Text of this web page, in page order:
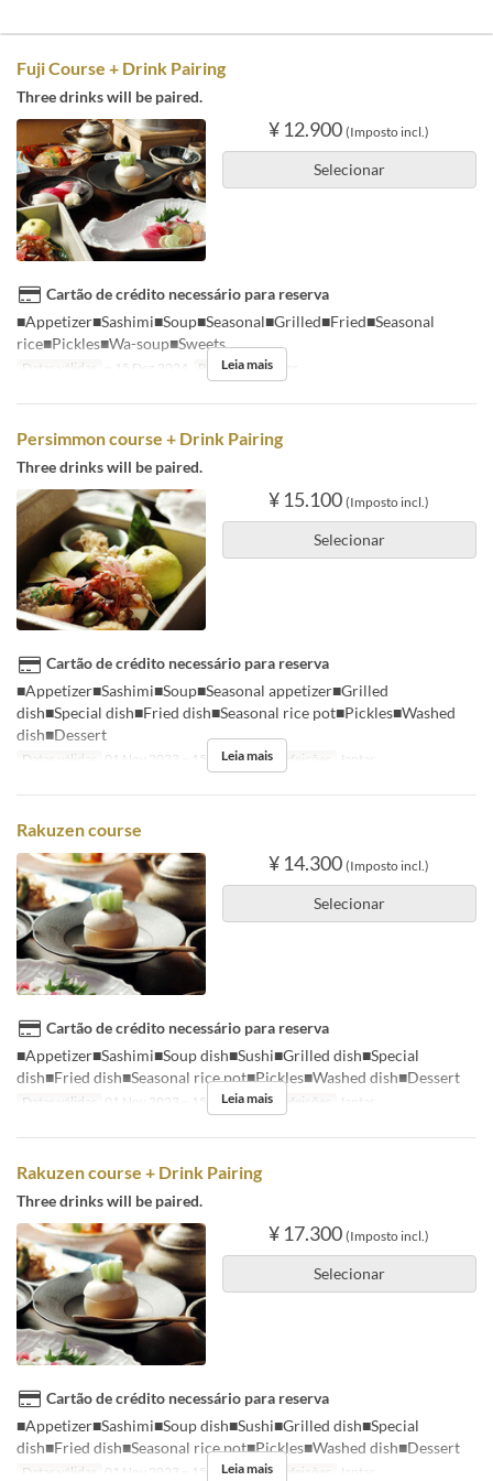
Fuji Course + Drink Pairing
Three drinks will be paired.
¥ 12.900 (Imposto incl.)
Selecionar
Cartão de crédito necessário para reserva
■Appetizer■Sashimi■Soup■Seasonal■Grilled■Fried■Seasonal
rice■Pickles■Wa-soup■Sweets
Datas válidas ~ 15 Dez 2024 Refeições Jantar
Leia mais
Persimmon course + Drink Pairing
Three drinks will be paired.
¥ 15.100 (Imposto incl.)
Selecionar
Cartão de crédito necessário para reserva
■Appetizer■Sashimi■Soup■Seasonal appetizer■Grilled
dish■Special dish■Fried dish■Seasonal rice pot■Pickles■Washed
dish■Dessert
Datas válidas 01 Nov 2023 ~ 15 Dez 2024 Refeições Jantar
Leia mais
Rakuzen course
¥ 14.300 (Imposto incl.)
Selecionar
Cartão de crédito necessário para reserva
■Appetizer■Sashimi■Soup dish■Sushi■Grilled dish■Special
dish■Fried dish■Seasonal rice pot■Pickles■Washed dish■Dessert
Datas válidas 01 Nov 2023 ~ 15 Dez 2024 Refeições Jantar
Leia mais
Rakuzen course + Drink Pairing
Three drinks will be paired.
¥ 17.300 (Imposto incl.)
Selecionar
Cartão de crédito necessário para reserva
■Appetizer■Sashimi■Soup dish■Sushi■Grilled dish■Special
dish■Fried dish■Seasonal rice pot■Pickles■Washed dish■Dessert
Datas válidas 01 Nov 2023 ~ 15 Dez 2024 Refeições Jantar
Leia mais